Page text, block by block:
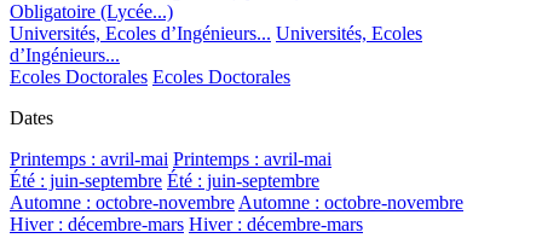
Obligatoire (Lycée...)
Universités, Ecoles d’Ingénieurs... Universités, Ecoles
d’Ingénieurs...
Ecoles Doctorales Ecoles Doctorales
Dates
Printemps : avril-mai Printemps : avril-mai
Été : juin-septembre Été : juin-septembre
Automne : octobre-novembre Automne : octobre-novembre
Hiver : décembre-mars Hiver : décembre-mars